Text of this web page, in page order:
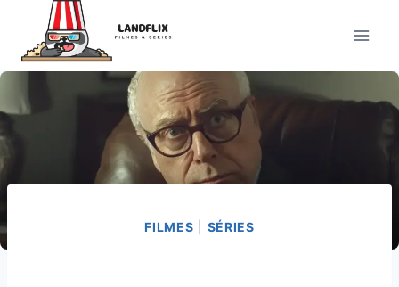
Conteúdo
FILMES SÉRIES